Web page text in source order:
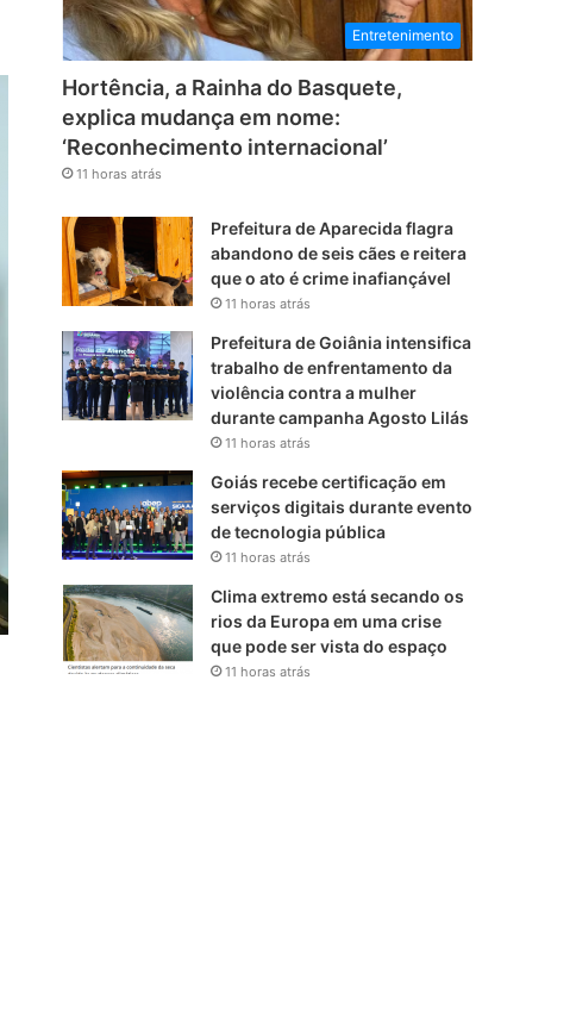
Entretenimento
Hortência, a Rainha do Basquete,
explica mudança em nome:
‘Reconhecimento internacional’
11 horas atrás
Prefeitura de Aparecida flagra
abandono de seis cães e reitera
que o ato é crime inafiançável
11 horas atrás
Prefeitura de Goiânia intensifica
trabalho de enfrentamento da
violência contra a mulher
durante campanha Agosto Lilás
11 horas atrás
Goiás recebe certificação em
serviços digitais durante evento
de tecnologia pública
11 horas atrás
Clima extremo está secando os
rios da Europa em uma crise
que pode ser vista do espaço
11 horas atrás